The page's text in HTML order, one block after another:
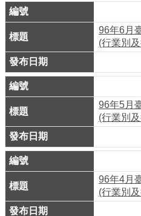
紹
影
音
專
區
網
站
導
覽
回
首
96年6月
(行業別
96年5月
(行業別
96年4月
(行業別